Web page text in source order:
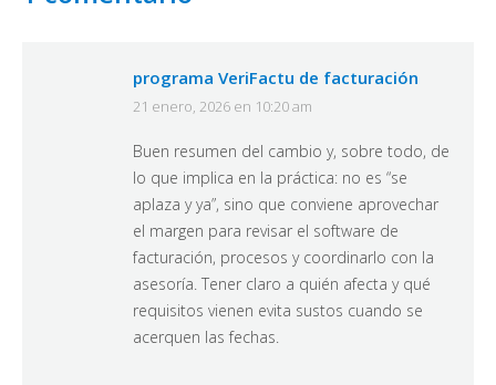
programa VeriFactu de facturación
dice:
21 enero, 2026 en 10:20 am
Buen resumen del cambio y, sobre todo, de
lo que implica en la práctica: no es “se
aplaza y ya”, sino que conviene aprovechar
el margen para revisar el software de
facturación, procesos y coordinarlo con la
asesoría. Tener claro a quién afecta y qué
requisitos vienen evita sustos cuando se
acerquen las fechas.